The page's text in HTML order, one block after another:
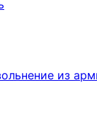
из